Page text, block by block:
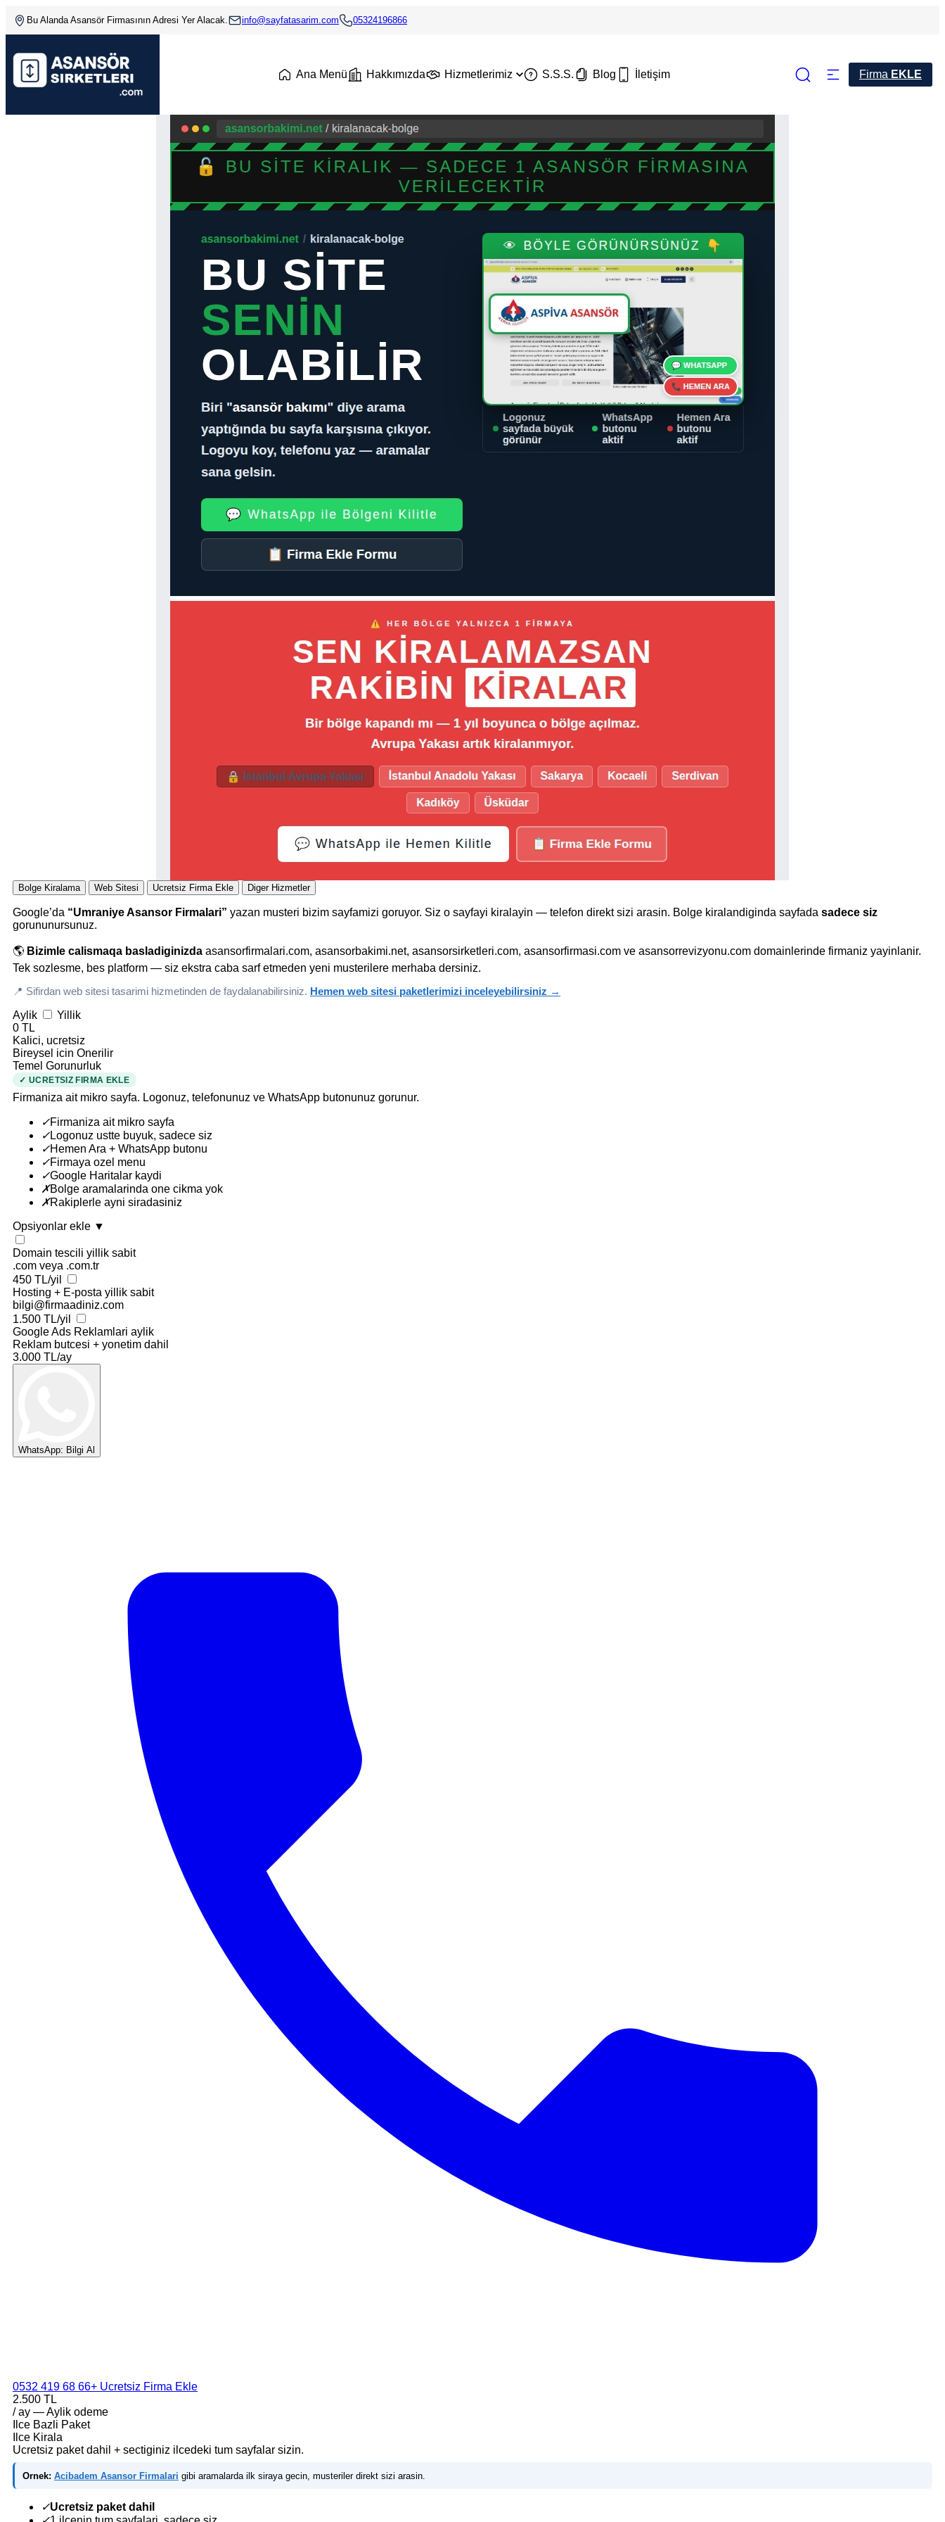
Bu Alanda Asansör Firmasının Adresi Yer Alacak. info@sayfatasarim.com 05324196866
Ana Menü Hakkımızda Hizmetlerimiz S.S.S. Blog İletişim Firma EKLE
Bolge Kiralama Web Sitesi Ucretsiz Firma Ekle Diger Hizmetler
Google’da “Umraniye Asansor Firmalari” yazan musteri bizim sayfamizi goruyor. Siz o sayfayi kiralayin — telefon direkt sizi arasin. Bolge kiralandiginda sayfada sadece siz
gorununursunuz.
🌎 Bizimle calismaqa basladiginizda asansorfirmalari.com, asansorbakimi.net, asansorsirketleri.com, asansorfirmasi.com ve asansorrevizyonu.com domainlerinde firmaniz yayinlanir.
Tek sozlesme, bes platform — siz ekstra caba sarf etmeden yeni musterilere merhaba dersiniz.
📍 Sifirdan web sitesi tasarimi hizmetinden de faydalanabilirsiniz. Hemen web sitesi paketlerimizi inceleyebilirsiniz →
Aylik
Yillik
0 TL
Kalici, ucretsiz
Bireysel icin Onerilir
Temel Gorunurluk
✓ UCRETSIZ FIRMA EKLE
Firmaniza ait mikro sayfa. Logonuz, telefonunuz ve WhatsApp butonunuz gorunur.
✓Firmaniza ait mikro sayfa
✓Logonuz ustte buyuk, sadece siz
✓Hemen Ara + WhatsApp butonu
✓Firmaya ozel menu
✓Google Haritalar kaydi
✗Bolge aramalarinda one cikma yok
✗Rakiplerle ayni siradasiniz
Opsiyonlar ekle ▼
Domain tescili yillik sabit
.com veya .com.tr
450 TL/yil
Hosting + E-posta yillik sabit
bilgi@firmaadiniz.com
1.500 TL/yil
Google Ads Reklamlari aylik
Reklam butcesi + yonetim dahil
3.000 TL/ay
WhatsApp: Bilgi Al
0532 419 68 66+ Ucretsiz Firma Ekle
2.500 TL
/ ay — Aylik odeme
Ilce Bazli Paket
Ilce Kirala
Ucretsiz paket dahil + sectiginiz ilcedeki tum sayfalar sizin.
Ornek: Acibadem Asansor Firmalari gibi aramalarda ilk siraya gecin, musteriler direkt sizi arasin.
✓Ucretsiz paket dahil